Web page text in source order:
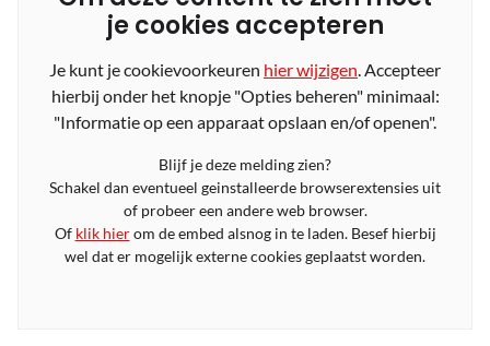
je cookies accepteren
Je kunt je cookievoorkeuren hier wijzigen. Accepteer
hierbij onder het knopje "Opties beheren" minimaal:
"Informatie op een apparaat opslaan en/of openen".
Blijf je deze melding zien?
Schakel dan eventueel geinstalleerde browserextensies uit
of probeer een andere web browser.
Of klik hierom de embed alsnog in te laden. Besef hierbij
wel dat er mogelijk externe cookies geplaatst worden.